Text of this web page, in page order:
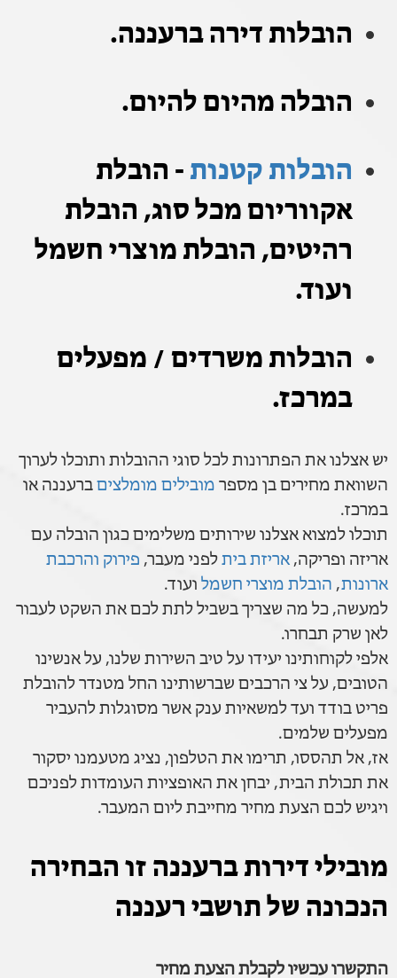
הובלות דירה ברעננה.
הובלה מהיום להיום.
הובלות קטנות - הובלת
אקווריום מכל סוג, הובלת
רהיטים, הובלת מוצרי חשמל
ועוד.
הובלות משרדים / מפעלים
במרכז.
יש אצלנו את הפתרונות לכל סוגי ההובלות ותוכלו לערוך
השוואת מחירים בן מספר מובילים מומלצים ברעננה או
במרכז.
תוכלו למצוא אצלנו שירותים משלימים כגון הובלה עם
אריזה ופריקה, אריזת בית לפני מעבר, פירוק והרכבת
ארונות, הובלת מוצרי חשמל ועוד.
למעשה, כל מה שצריך בשביל לתת לכם את השקט לעבור
לאן שרק תבחרו.
אלפי לקוחותינו יעידו על טיב השירות שלנו, על אנשינו
הטובים, על צי הרכבים שברשותינו החל מטנדר להובלת
פריט בודד ועד למשאיות ענק אשר מסוגלות להעביר
מפעלים שלמים.
אז, אל תהססו, תרימו את הטלפון, נציג מטעמנו יסקור
את תכולת הבית, יבחן את האופציות העומדות לפניכם
ויגיש לכם הצעת מחיר מחייבת ליום המעבר.
מובילי דירות ברעננה זו הבחירה
הנכונה של תושבי רעננה
התקשרו עכשיו לקבלת הצעת מחיר